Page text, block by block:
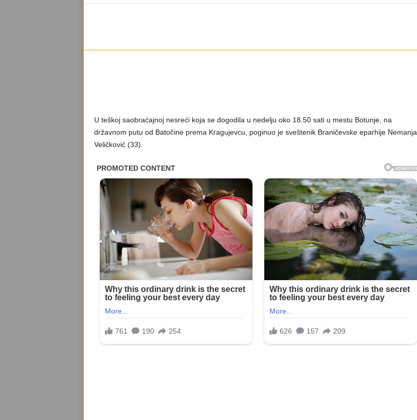
U teškoj saobraćajnoj nesreći koja se dogodila u nedelju oko 18.50 sati u mestu Botunje, na
državnom putu od Batočine prema Kragujevcu, poginuo je sveštenik Braničevske eparhije Nemanja
Veličković (33).